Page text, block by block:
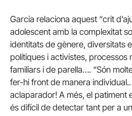
Garcia relaciona aquest “crit
adolescent amb la complexitat
identitats de gènere, diversitats
polítiques i activistes, processos
familiars i de parella…. “Són
fer-hi front de manera
aclaparador! A més, el patiment
és difícil de detectar tant per a